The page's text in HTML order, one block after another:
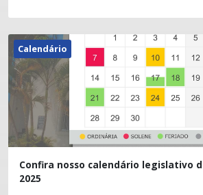
Calendário
Confira nosso calendário legislativo
2025